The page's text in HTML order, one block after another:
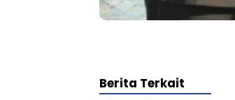
Berita Terkait